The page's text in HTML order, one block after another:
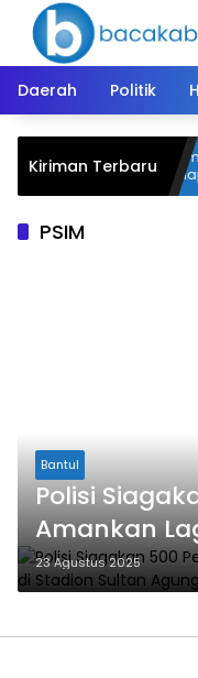
Langsung
konten
Daerah
Politik
Kiriman Terbaru
PSIM
Bantul
Polisi
Amankan
Stadion
23 Agustus 2025